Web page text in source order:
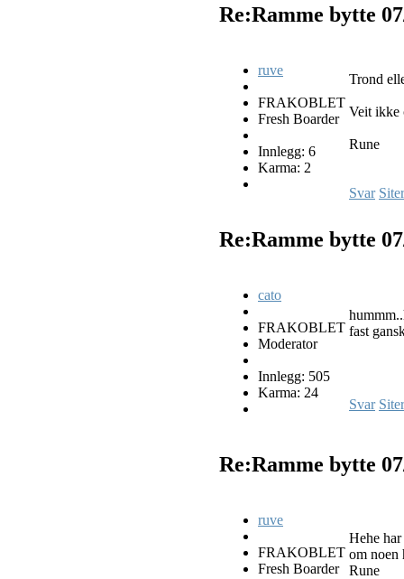
Re:Ramme bytte
ruve
FRAKOBLET
Fresh Boarder
Innlegg: 6
Karma: 2
Trond
Veit ikke
Rune
Svar Siter
Re:Ramme bytte
cato
FRAKOBLET
Moderator
Innlegg: 505
Karma: 24
fast
Svar Siter
Re:Ramme bytte
ruve
FRAKOBLET
Fresh Boarder
Hehe har
om noen
Rune